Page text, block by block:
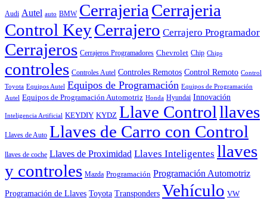
Audi Autel auto BMW Cerrajeria Cerrajeria
Control KeyCerrajero Cerrajero Programador
Cerrajeros Cerrajeros Programadores Chevrolet Chip Chips
controles Controles Autel Controles Remotos Control Remoto Control
Toyota Equipos Autel Equipos de Programación Equipos de Programación
Autel Equipos de Programación Automotriz Honda Hyundai Innovación
Inteligencia Artificial KEYDIY KYDZ Llave Controlllaves
Llaves de Auto Llaves de Carro con Control
llaves de coche Llaves de Proximidad Llaves Inteligentes llaves
y controles Mazda Programación Programación Automotriz
Programación de Llaves Toyota Transponders Vehículo VW